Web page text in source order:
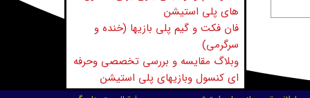
های پلی استیشن
فان فکت و گیم پلی بازیها (خنده و
سرگرمی)
وبلاگ مقایسه و بررسی تخصصی وحرفه
ای کنسول وبازیهای پلی استیشن